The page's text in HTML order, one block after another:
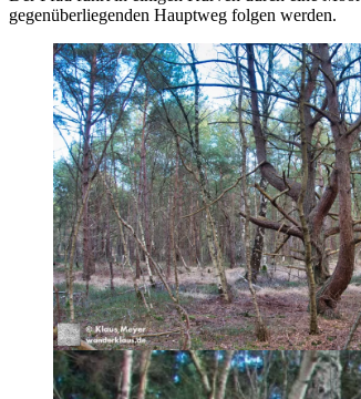
gegenüberliegenden Hauptweg folgen werden.